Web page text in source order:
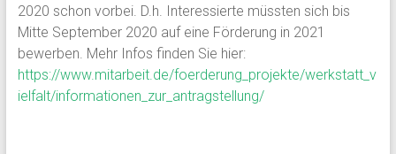
2020 schon vorbei. D.h. Interessierte müssten sich bis
Mitte September 2020 auf eine Förderung in 2021
bewerben. Mehr Infos finden Sie hier:
https://www.mitarbeit.de/foerderung_projekte/werkstatt_v
ielfalt/informationen_zur_antragstellung/